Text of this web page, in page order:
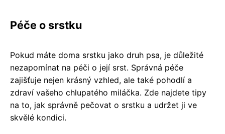
Péče o srstku
Pokud máte doma srstku jako druh psa, je důležité
nezapomínat na péči o její srst. Správná péče
zajišťuje nejen krásný vzhled, ale také pohodlí a
zdraví vašeho chlupatého miláčka. Zde najdete tipy
na to, jak správně pečovat o srstku a udržet ji ve
skvělé kondici.